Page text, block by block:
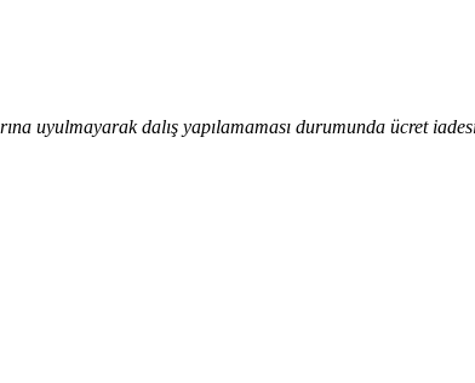
uyulmayarak dalış yapılamaması durumunda ücret